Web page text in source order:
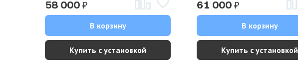
58 000₽
В корзину
Купить с установкой
61 000₽
В корзину
Купить с установкой